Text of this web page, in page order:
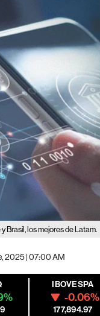
Brasil, los mejores de Latam.
2025 | 07:00 AM
IBOVESPA
-0.06%
177,894.97